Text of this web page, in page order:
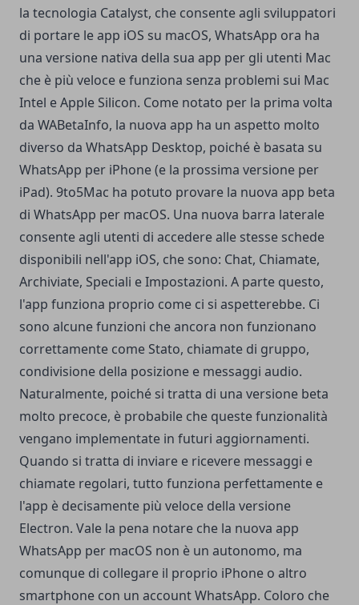
la tecnologia Catalyst, che consente agli sviluppatori
di portare le app iOS su macOS, WhatsApp ora ha
una versione nativa della sua app per gli utenti Mac
che è più veloce e funziona senza problemi sui Mac
Intel e Apple Silicon. Come notato per la prima volta
da WABetaInfo, la nuova app ha un aspetto molto
diverso da WhatsApp Desktop, poiché è basata su
WhatsApp per iPhone (e la prossima versione per
iPad). 9to5Mac ha potuto provare la nuova app beta
di WhatsApp per macOS. Una nuova barra laterale
consente agli utenti di accedere alle stesse schede
disponibili nell'app iOS, che sono: Chat, Chiamate,
Archiviate, Speciali e Impostazioni. A parte questo,
l'app funziona proprio come ci si aspetterebbe. Ci
sono alcune funzioni che ancora non funzionano
correttamente come Stato, chiamate di gruppo,
condivisione della posizione e messaggi audio.
Naturalmente, poiché si tratta di una versione beta
molto precoce, è probabile che queste funzionalità
vengano implementate in futuri aggiornamenti.
Quando si tratta di inviare e ricevere messaggi e
chiamate regolari, tutto funziona perfettamente e
l'app è decisamente più veloce della versione
Electron. Vale la pena notare che la nuova app
WhatsApp per macOS non è un autonomo, ma
comunque di collegare il proprio iPhone o altro
smartphone con un account WhatsApp. Coloro che